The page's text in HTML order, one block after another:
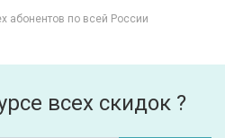
абонентов по всей России
всех скидок ?